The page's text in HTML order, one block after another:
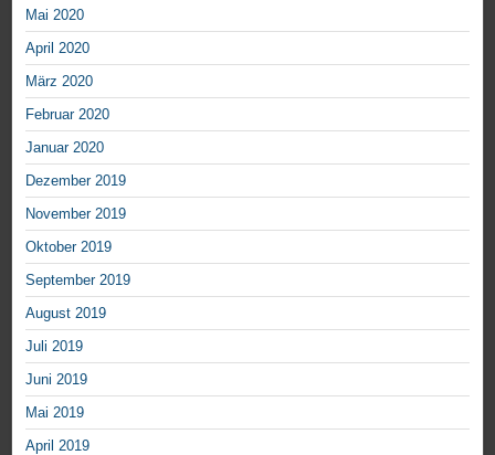
Mai 2020
April 2020
März 2020
Februar 2020
Januar 2020
Dezember 2019
November 2019
Oktober 2019
September 2019
August 2019
Juli 2019
Juni 2019
Mai 2019
April 2019